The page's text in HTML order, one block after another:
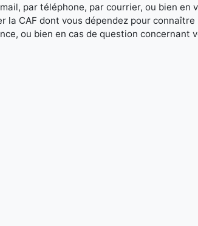
par téléphone, par courrier, ou bien en
la CAF dont vous dépendez pour
ou bien en cas de question concernant